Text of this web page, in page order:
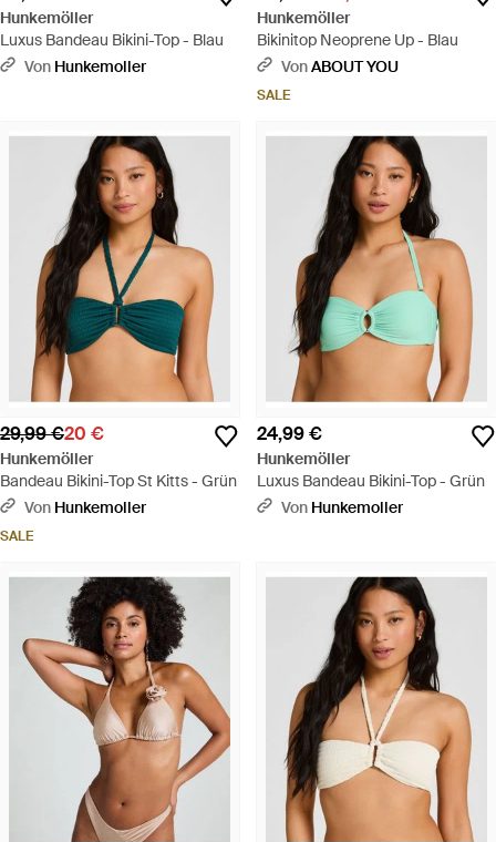
Hunkemöller
Luxus Bandeau Bikini-Top - Blau
Von Hunkemoller
Hunkemöller
Bikinitop Neoprene Up - Blau
VonABOUT YOU
SALE
29,99 €20 €
Hunkemöller
Bandeau Bikini-Top St Kitts - Grün
Von Hunkemoller
SALE
24,99 €
Hunkemöller
Luxus Bandeau Bikini-Top - Grün
Von Hunkemoller